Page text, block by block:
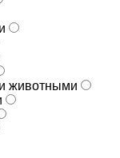
животными